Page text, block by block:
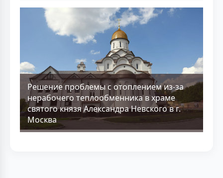
Решение проблемы с отоплением из-за
нерабочего теплообменника в храме
святого князя Александра Невского в г.
Москва